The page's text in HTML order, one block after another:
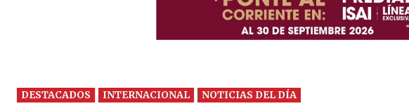
DESTACADOS INTERNACIONAL NOTICIAS DEL DÍA